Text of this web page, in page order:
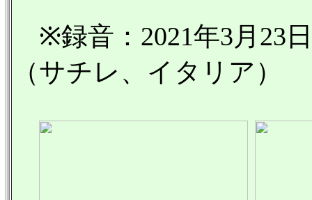
※録音：2021年3月23
（サチレ、イタリア）